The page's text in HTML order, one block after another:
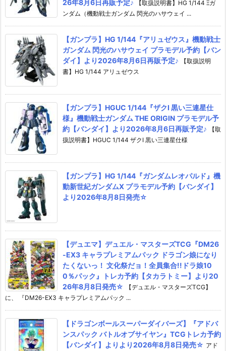
26年8月6日再販予定♪
【取扱説明書】HG 1/144 Ξガ
ンダム（機動戦士ガンダム 閃光のハサウェイ ...
【ガンプラ】HG 1/144『アリュゼウス』機動戦士
ガンダム 閃光のハサウェイ プラモデル予約【バン
ダイ】より2026年8月6日再販予定♪
【取扱説明
書】HG 1/144 アリュゼウス
【ガンプラ】HGUC 1/144『ザクI 黒い三連星仕
様』機動戦士ガンダム THE ORIGIN プラモデル予
約【バンダイ】より2026年8月6日再販予定♪
【取
扱説明書】HGUC 1/144 ザクI 黒い三連星仕様
【ガンプラ】HG 1/144『ガンダムレオパルド』機
動新世紀ガンダムX プラモデル予約【バンダイ】
より2026年8月8日発売☆
【デュエマ】デュエル・マスターズTCG『DM26
-EX3 キャラプレミアムパック ドラゴン娘になり
たくないっ！ 文化祭だョ！全員集合!!ドラ娘10
0％パック』トレカ予約【タカラトミー】より20
26年8月8日発売☆
【デュエル・マスターズTCG】
に、 『DM26-EX3 キャラプレミアムパック ...
【ドラゴンボールスーパーダイバーズ】『アドバ
ンスパック バトルオブサイヤン』TCGトレカ予約
【バンダイ】よりより2026年8月8日発売☆ アド